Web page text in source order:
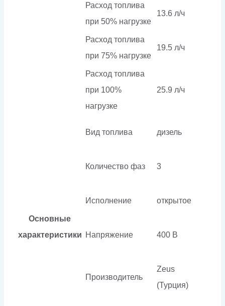
Основные
характеристики
Расход топлива
при 50% нагрузке
13.6 л/ч
Расход топлива
при 75% нагрузке
19.5 л/ч
Расход топлива
при 100%
нагрузке
25.9 л/ч
Вид топлива дизель
Количество фаз 3
Исполнение открытое
Напряжение 400 В
Производитель
Zeus
(Турция)